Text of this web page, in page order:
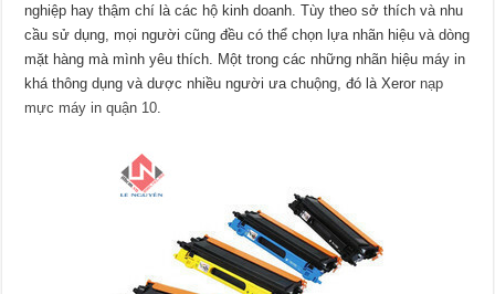
nghiệp hay thậm chí là các hộ kinh doanh. Tùy theo sở thích và nhu
cầu sử dụng, mọi người cũng đều có thể chọn lựa nhãn hiệu và dòng
mặt hàng mà mình yêu thích. Một trong các những nhãn hiệu máy in
khá thông dụng và dược nhiều người ưa chuộng, đó là Xeror nạp
mực máy in quận 10